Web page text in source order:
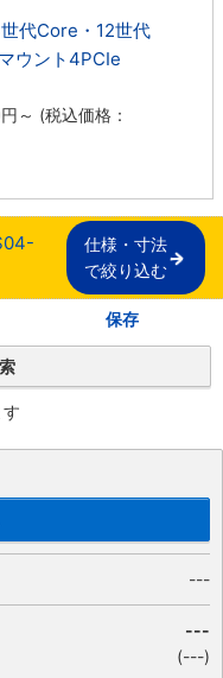
代Core・12世代
ウント4PCIe
円 ～ (税込価格：
仕様・寸法
で絞り込む
保存
---
---
(---)